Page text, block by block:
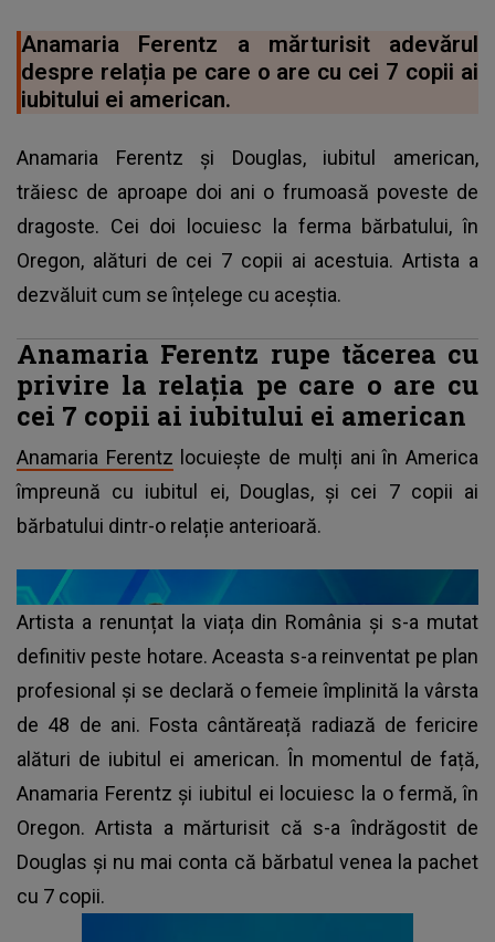
Anamaria Ferentz a mărturisit adevărul
despre relația pe care o are cu cei 7 copii ai
iubitului ei american.
Anamaria Ferentz și Douglas, iubitul american,
trăiesc de aproape doi ani o frumoasă poveste de
dragoste. Cei doi locuiesc la ferma bărbatului, în
Oregon, alături de cei 7 copii ai acestuia. Artista a
dezvăluit cum se înțelege cu aceștia.
Anamaria Ferentz rupe tăcerea cu
privire la relația pe care o are cu
cei 7 copii ai iubitului ei american
Anamaria Ferentz locuiește de mulți ani în America
împreună cu iubitul ei, Douglas, și cei 7 copii ai
bărbatului dintr-o relație anterioară.
Artista a renunțat la viața din România și s-a mutat
definitiv peste hotare. Aceasta s-a reinventat pe plan
profesional și se declară o femeie împlinită la vârsta
de 48 de ani. Fosta cântăreață radiază de fericire
alături de iubitul ei american. În momentul de față,
Anamaria Ferentz și iubitul ei locuiesc la o fermă, în
Oregon. Artista a mărturisit că s-a îndrăgostit de
Douglas și nu mai conta că bărbatul venea la pachet
cu 7 copii.